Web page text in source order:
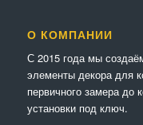
О КОМПАНИИ
С 2015 года мы
элементы декора для
первичного замера до
установки под ключ.